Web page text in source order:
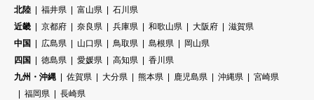
北陸
福井県 富山県
石川県
近畿
京都府 奈良県 兵庫県 和歌山県 大阪府
滋賀県
中国
広島県 山口県 鳥取県 島根県
岡山県
四国
徳島県 愛媛県 高知県
香川県
九州・沖縄
佐賀県 大分県 熊本県 鹿児島県 沖縄県
宮崎県
福岡県
長崎県